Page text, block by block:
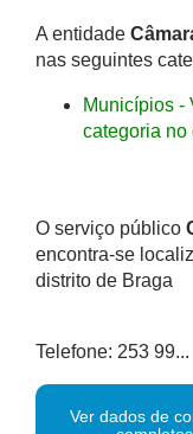
A entidade
nas seguintes
Municípios -
categoria no
O serviço público
encontra-se
distrito de Braga
Telefone: 253 99...
Ver dados de